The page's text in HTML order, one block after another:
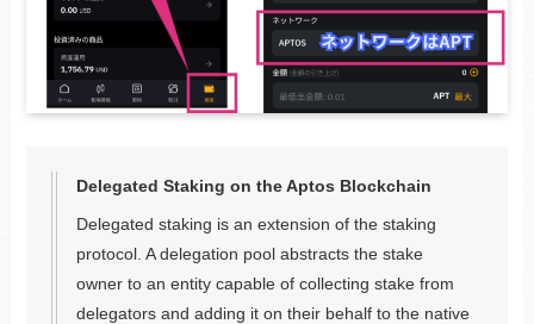
Delegated Staking on the Aptos Blockchain
Delegated staking is an extension of the staking
protocol. A delegation pool abstracts the stake
owner to an entity capable of collecting stake from
delegators and adding it on their behalf to the native